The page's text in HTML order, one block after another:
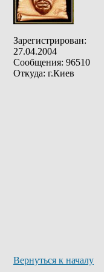
Зарегистрирован:
27.04.2004
Сообщения: 96510
Откуда: г.Киев
Вернуться к началу